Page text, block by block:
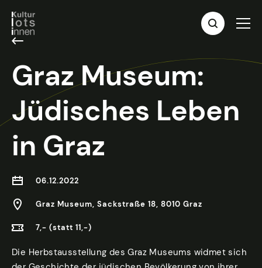
Graz Museum:
Jüdisches Leben
in Graz
06.12.2022
Graz Museum, Sackstraße 18, 8010 Graz
7,- (statt 11,-)
Die Herbstausstellung des Graz Museums widmet sich